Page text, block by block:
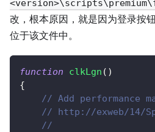
改，根本原因，就是因为登录按
位于该文件中。
function clkLgn ( )
{
// Add performance
// http://exweb/14/
//